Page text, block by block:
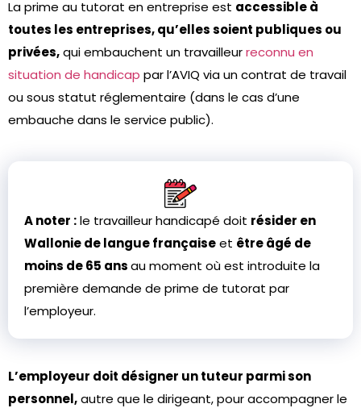
La prime au tutorat en entreprise est accessible à
toutes les entreprises, qu’elles soient publiques ou
privées,qui embauchent un travailleurreconnu en
situation de handicap par l’AVIQ via un contrat de travail
ou sous statut réglementaire (dans le cas d’une
embauche dans le service public).
A noter :le travailleur handicapé doit résider en
Wallonie de langue françaiseet être âgé de
moins de 65 ansau moment où est introduite la
première demande de prime de tutorat par
l’employeur.
L’employeur doit désigner un tuteur parmi son
personnel,autre que le dirigeant, pour accompagner le